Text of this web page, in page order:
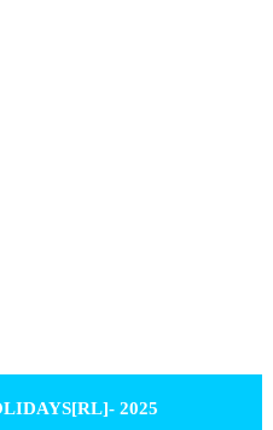
2025